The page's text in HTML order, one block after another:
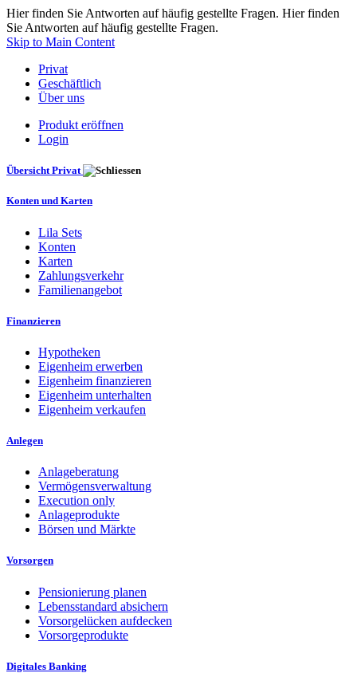
Hier finden Sie Antworten auf häufig gestellte Fragen. Hier finden
Sie Antworten auf häufig gestellte Fragen.
Skip to Main Content
Privat
Geschäftlich
Über uns
Produkt eröffnen
Login
Übersicht Privat
Konten und Karten
Lila Sets
Konten
Karten
Zahlungsverkehr
Familienangebot
Finanzieren
Hypotheken
Eigenheim erwerben
Eigenheim finanzieren
Eigenheim unterhalten
Eigenheim verkaufen
Anlegen
Anlageberatung
Vermögensverwaltung
Execution only
Anlageprodukte
Börsen und Märkte
Vorsorgen
Pensionierung planen
Lebensstandard absichern
Vorsorgelücken aufdecken
Vorsorgeprodukte
Digitales Banking